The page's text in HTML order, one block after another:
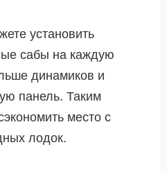
установить
сабы на каждую
динамиков и
панель. Таким
место с
лодок.